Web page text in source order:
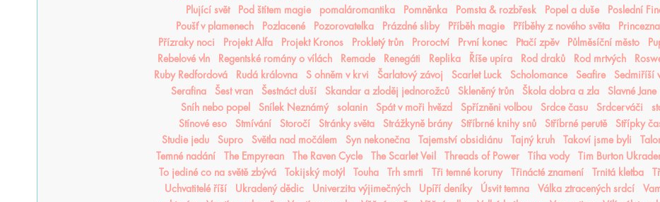
Plující svět
Pod štítem magie pomaláromantika Pomněnka Pomsta & rozbřesk Popel a duše Poslední
Poušť v plamenech
Pozlacené Pozorovatelka Prázdné sliby Příběh magie Příběhy z nového světa
Přízraky noci
Projekt Alfa Projekt Kronos Prokletý trůn Proroctví První konec Ptačí zpěv Půlměsíční město
Rebelové vln
Regentské romány o vílách Remade Renegáti Replika Říše upíra Rod draků Rod mrtvých
Ruby Redfordová
Rudá královna S ohněm v krvi Šarlatový závoj Scarlet Luck Scholomance Seafire Sedmiříší
Serafina
Šest vran Šestnáct duší Skandar a zloděj jednorožců Skleněný trůn Škola dobra a zla Slavné Jane
Sníh nebo popel
Snílek Neznámý solanin Spát v moři hvězd Spřízněni volbou Srdce času Srdcerváči
Stínové eso
Stmívání Storočí Stránky světa Strážkyně brány Stříbrné knihy snů Stříbrné perutě Střípky
Studie jedu
Supro Světla nad močálem Syn nekonečna Tajemství obsidiánu Tajný kruh Takoví jsme byli
Temné nadání
The Empyrean The Raven Cycle The Scarlet Veil Threads of Power Tíha vody Tim Burton
To jediné co na světě zbývá
Tokijský motýl Touha Trh smrti Tři temné koruny Třinácté znamení Trnitá kletba
Uchvatitelé říší
Ukradený dědic Univerzita výjimečných Upíří deníky Úsvit temna Válka ztracených srdcí